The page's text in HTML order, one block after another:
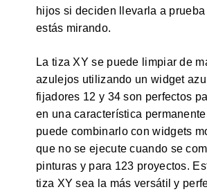
hijos si deciden llevarla a
estás mirando.
La tiza XY se puede limpiar de
azulejos utilizando un widget
fijadores 12 y 34 son perfectos
en una característica
puede combinarlo con widgets
que no se ejecute cuando se
pinturas y para 123 proyectos.
tiza XY sea la más versátil y